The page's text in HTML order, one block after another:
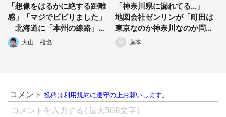
「想像をはるかに絶する距離
感」「マジでビビりました」
北海道に「本州の線路」重
ねてみた図がエグすぎる
大山 雄也
「神奈川県に漏れてる...」
地図会社ゼンリンが「町田は
東京なのか神奈川なのか問
題」解決に乗り出した結果が
こちらです
藤本